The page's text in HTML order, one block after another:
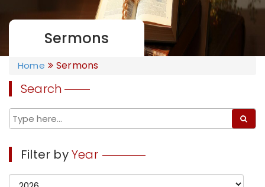
Sermons
Home Sermons
Search
Filter byYear